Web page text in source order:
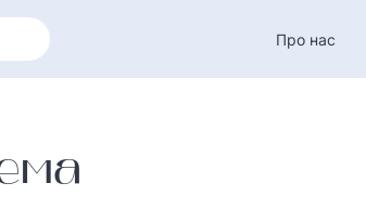
Про нас